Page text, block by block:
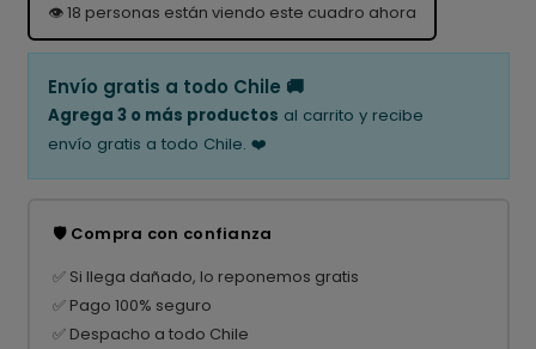
👁️18 personas están viendo este cuadro ahora
Envío gratis a todo Chile 🚚
Agrega 3 o más productos al carrito y recibe
envío gratis a todo Chile. ❤️
🛡️ Compra con confianza
✅ Si llega dañado, lo reponemos gratis
✅ Pago 100% seguro
✅ Despacho a todo Chile